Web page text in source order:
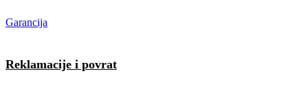
Garancija
Reklamacije i povrat